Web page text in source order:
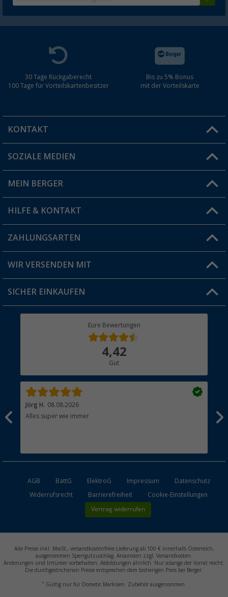
30 Tage Rückgaberecht
100 Tage für Vorteilskartenbesitzer
Bis zu 5% Bonus
mit der Vorteilskarte
KONTAKT
Du hast eine Frage?
Filiale finden
SOZIALE MEDIEN
MEIN BERGER
Vorteilskarte
Blog
Jobs & Karriere
HILFE & KONTAKT
FAQ & Kontakt
Versandinformationen
Rücksendung
ZAHLUNGSARTEN
WIR VERSENDEN MIT
SICHER EINKAUFEN
Eure Bewertungen
4,42
Gut
Jörg H. 08.08.2026
Alles super wie immer
AGB BattG ElektroG Impressum
Datenschutz
Widerrufsrecht
Barrierefreiheit Cookie-Einstellungen
Vertrag widerrufen
Alle Preise inkl. MwSt., versandkostenfreie Lieferung ab 100 € innerhalb Österreich,
ausgenommen Sperrgutzuschlag. Ansonsten zzgl. Versandkosten.
Änderungen und Irrtümer vorbehalten. Abbildungen ähnlich. Nur solange der Vorrat reicht.
Die durchgestrichenen Preise entsprechen dem bisherigen Preis bei Berger.
*Gültig nur für Dometic Markisen. Zubehör ausgenommen.